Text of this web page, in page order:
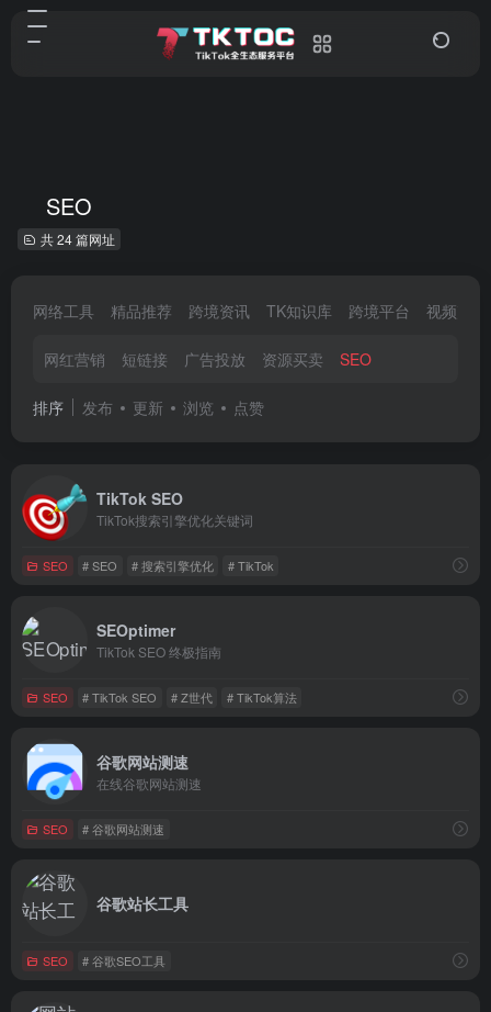
SEO
共 24 篇网址
网络工具 精品推荐 跨境资讯 TK知识库 跨境平台 视频剪辑
网红营销 短链接 广告投放 资源买卖 SEO
排序 发布 更新 浏览 点赞
TikTok SEO
TikTok搜索引擎优化关键词
SEO # SEO # 搜索引擎优化 # TikTok
SEOptimer
TikTok SEO 终极指南
SEO # TikTok SEO # Z世代 # TikTok算法
谷歌网站测速
在线谷歌网站测速
SEO # 谷歌网站测速
谷歌站长工具
SEO # 谷歌SEO工具